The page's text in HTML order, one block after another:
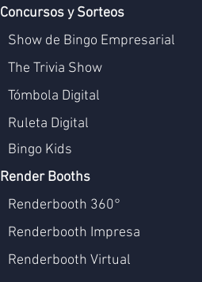
Concursos y Sorteos
Show de Bingo Empresarial
The Trivia Show
Tómbola Digital
Ruleta Digital
Bingo Kids
Render Booths
Renderbooth 360°
Renderbooth Impresa
Renderbooth Virtual